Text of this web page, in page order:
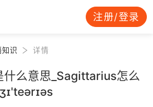
注册/登录
识 详情
么意思_Sagittarius怎么